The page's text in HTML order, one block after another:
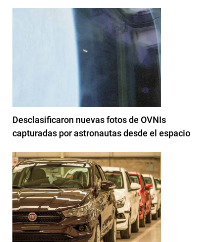
Desclasificaron nuevas fotos de OVNIs
capturadas por astronautas desde el espacio